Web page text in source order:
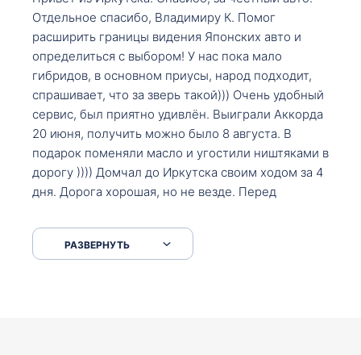
Отдельное спасибо, Владимиру К. Помог
расширить границы видения Японских авто и
определиться с выбором! У нас пока мало
гибридов, в основном приусы, народ подходит,
спрашивает, что за зверь такой))) Очень удобный
сервис, был приятно удивлён. Выиграли Аккорда
20 июня, получить можно было 8 августа. В
подарок поменяли масло и угостили ништяками в
дорогу )))) Домчал до Иркутска своим ходом за 4
дня. Дорога хорошая, но не везде. Перед
серпантинах по пути следования.
РАЗВЕРНУТЬ